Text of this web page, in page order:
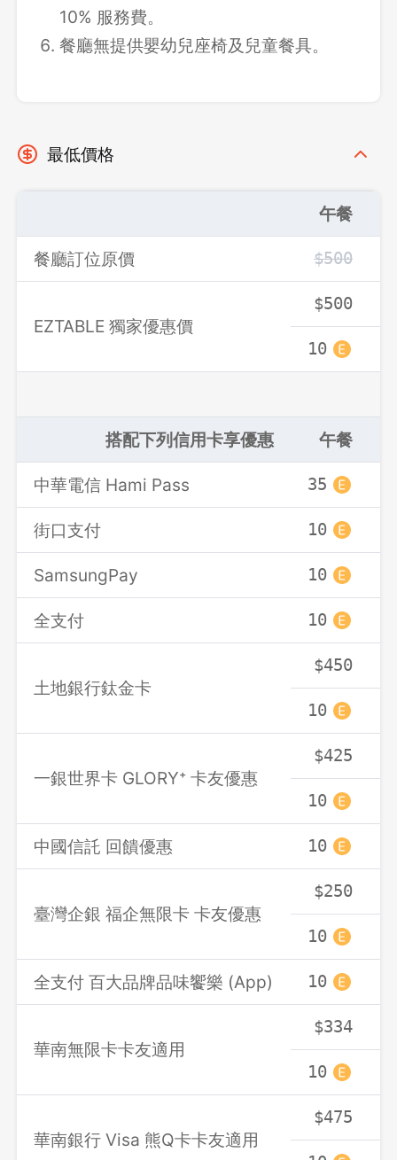
10% 服務費。
餐廳無提供嬰幼兒座椅及兒童餐具。
最低價格
午餐
餐廳訂位原價 $500
EZTABLE 獨家優惠價
$500
10
搭配下列信用卡享優惠 午餐
中華電信 Hami Pass 35
街口支付 10
SamsungPay 10
全支付 10
土地銀行鈦金卡
$450
10
一銀世界卡 GLORY⁺ 卡友優惠
$425
10
中國信託 回饋優惠 10
臺灣企銀 福企無限卡 卡友優惠
$250
10
全支付 百大品牌品味饗樂 (App) 10
華南無限卡卡友適用
$334
10
華南銀行 Visa 熊Q卡卡友適用
$475